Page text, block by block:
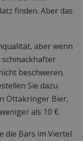
finden. Aber das
aber wenn
beschweren.
Sie dazu
Ottakringer Bier,
als 10 €.
die Bars im Viertel